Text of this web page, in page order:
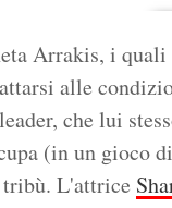
Arrakis, i
alle
che lui
(in un gioco
L'attrice